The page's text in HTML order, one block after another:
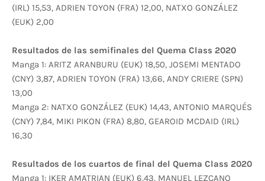
(IRL) 15,53, ADRIEN TOYON (FRA) 12,00, NATXO GONZÁLEZ
(EUK) 2,00
Resultados de las semifinales del Quema Class 2020
Manga 1: ARITZ ARANBURU (EUK) 18,50, JOSEMI MENTADO
(CNY) 3,87, ADRIEN TOYON (FRA) 13,66, ANDY CRIERE (SPN)
13,00
Manga 2: NATXO GONZÁLEZ (EUK) 14,43, ANTONIO MARQUÉS
(CNY) 7,84, MIKI PIKON (FRA) 8,80, GEAROID MCDAID (IRL)
16,30
Resultados de los cuartos de final del Quema Class 2020
Manga 1: IKER AMATRIAN (EUK) 6,43, MANUEL LEZCANO